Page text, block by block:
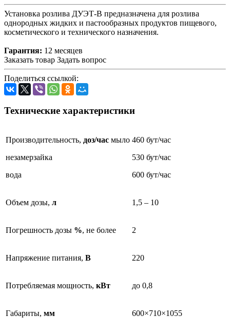
Установка розлива ДУЭТ-В предназначена для розлива
однородных жидких и пастообразных продуктов пищевого,
косметического и технического назначения.
Гарантия: 12 месяцев
Заказать товар Задать вопрос
Поделиться ссылкой:
Технические характеристики
Производительность, доз/час мыло
незамерзайка
вода
460 бут/час
530 бут/час
600 бут/час
Объем дозы, л 1,5 – 10
Погрешность дозы %, не более 2
Напряжение питания, В 220
Потребляемая мощность, кВт до 0,8
Габариты, мм 600×710×1055